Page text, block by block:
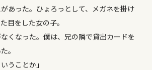
あった。ひょろっとして、メガネを掛け
目をした女の子。
くなった。僕は、兄の隣で貸出カードを
。
うことか」